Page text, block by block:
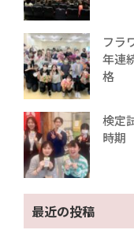
フラ
年連
格
検定
時期
最近の投稿